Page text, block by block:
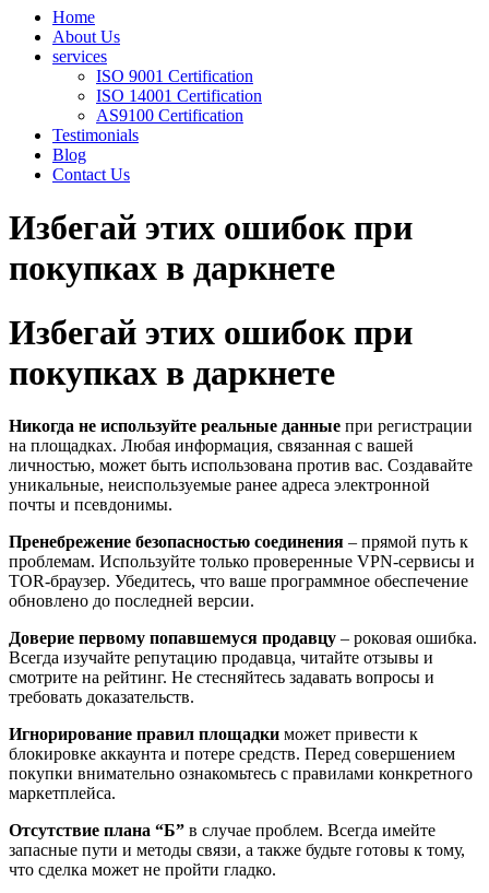
Home
About Us
services
ISO 9001 Certification
ISO 14001 Certification
AS9100 Certification
Testimonials
Blog
Contact Us
Избегай этих ошибок при
покупках в даркнете
Избегай этих ошибок при
покупках в даркнете
Никогда не используйте реальные данные при регистрации
на площадках. Любая информация, связанная с вашей
личностью, может быть использована против вас. Создавайте
уникальные, неиспользуемые ранее адреса электронной
почты и псевдонимы.
Пренебрежение безопасностью соединения – прямой путь к
проблемам. Используйте только проверенные VPN-сервисы и
TOR-браузер. Убедитесь, что ваше программное обеспечение
обновлено до последней версии.
Доверие первому попавшемуся продавцу – роковая ошибка.
Всегда изучайте репутацию продавца, читайте отзывы и
смотрите на рейтинг. Не стесняйтесь задавать вопросы и
требовать доказательств.
Игнорирование правил площадки может привести к
блокировке аккаунта и потере средств. Перед совершением
покупки внимательно ознакомьтесь с правилами конкретного
маркетплейса.
Отсутствие плана “Б” в случае проблем. Всегда имейте
запасные пути и методы связи, а также будьте готовы к тому,
что сделка может не пройти гладко.